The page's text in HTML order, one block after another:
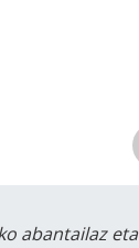
abantailaz eta